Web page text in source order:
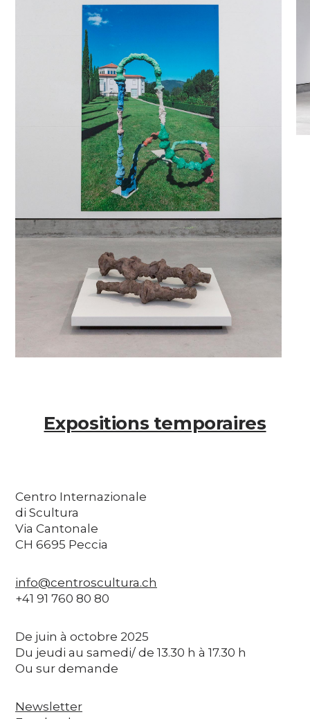
Expositions temporaires
Centro Internazionale
di Scultura
Via Cantonale
CH 6695 Peccia
info@centroscultura.ch
+41 91 760 80 80
De juin à octobre 2025
Du jeudi au samedi/ de 13.30 h à 17.30 h
Ou sur demande
Newsletter